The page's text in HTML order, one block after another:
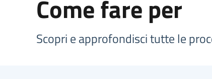
Come fare per
Scopri e approfondisci tutte le